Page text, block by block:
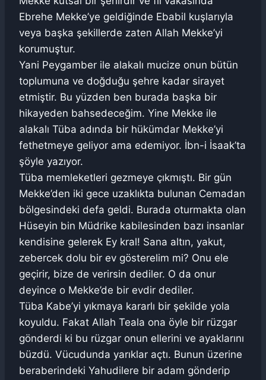
Ebrehe Mekke’ye geldiğinde Ebabil kuşlarıyla
veya başka şekillerde zaten Allah Mekke’yi
korumuştur.
Yani Peygamber ile alakalı mucize onun bütün
toplumuna ve doğduğu şehre kadar sirayet
etmiştir. Bu yüzden ben burada başka bir
hikayeden bahsedeceğim. Yine Mekke ile
alakalı Tüba adında bir hükümdar Mekke’yi
fethetmeye geliyor ama edemiyor. İbn-i İsaak’ta
şöyle yazıyor.
Tüba memleketleri gezmeye çıkmıştı. Bir gün
Mekke’den iki gece uzaklıkta bulunan Cemadan
bölgesindeki defa geldi. Burada oturmakta olan
Hüseyin bin Müdrike kabilesinden bazı insanlar
kendisine gelerek Ey kral! Sana altın, yakut,
zebercek dolu bir ev gösterelim mi? Onu ele
geçirir, bize de verirsin dediler. O da onur
deyince o Mekke’de bir evdir dediler.
Tüba Kabe’yi yıkmaya kararlı bir şekilde yola
koyuldu. Fakat Allah Teala ona öyle bir rüzgar
gönderdi ki bu rüzgar onun ellerini ve ayaklarını
büzdü. Vücudunda yarıklar açtı. Bunun üzerine
beraberindeki Yahudilere bir adam gönderip